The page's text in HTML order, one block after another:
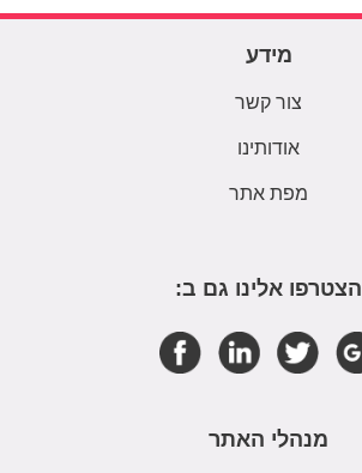
מידע
צור קשר
אודותינו
מפת אתר
הצטרפו אלינו גם ב:
מנהלי האתר